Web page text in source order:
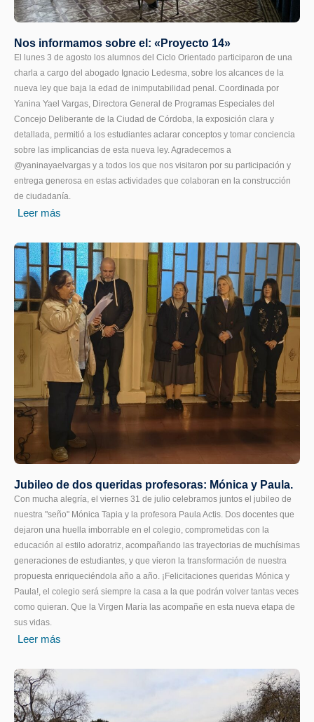
Nos informamos sobre el: «Proyecto 14»
El lunes 3 de agosto los alumnos del Ciclo Orientado participaron de una
charla a cargo del abogado Ignacio Ledesma, sobre los alcances de la
nueva ley que baja la edad de inimputabilidad penal. Coordinada por
Yanina Yael Vargas, Directora General de Programas Especiales del
Concejo Deliberante de la Ciudad de Córdoba, la exposición clara y
detallada, permitió a los estudiantes aclarar conceptos y tomar conciencia
sobre las implicancias de esta nueva ley. Agradecemos a
@yaninayaelvargas y a todos los que nos visitaron por su participación y
entrega generosa en estas actividades que colaboran en la construcción
de ciudadanía.
Leer más
Jubileo de dos queridas profesoras: Mónica y Paula.
Con mucha alegría, el viernes 31 de julio celebramos juntos el jubileo de
nuestra "seño" Mónica Tapia y la profesora Paula Actis. Dos docentes que
dejaron una huella imborrable en el colegio, comprometidas con la
educación al estilo adoratriz, acompañando las trayectorias de muchísimas
generaciones de estudiantes, y que vieron la transformación de nuestra
propuesta enriqueciéndola año a año. ¡Felicitaciones queridas Mónica y
Paula!, el colegio será siempre la casa a la que podrán volver tantas veces
como quieran. Que la Virgen María las acompañe en esta nueva etapa de
sus vidas.
Leer más